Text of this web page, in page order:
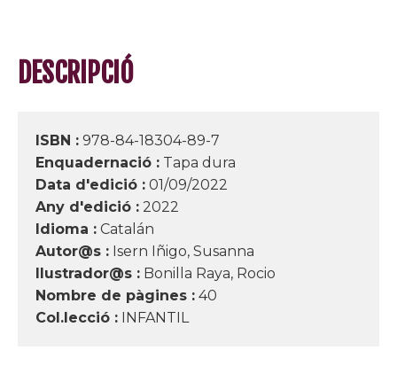
DESCRIPCIÓ
ISBN : 978-84-18304-89-7
Enquadernació : Tapa dura
Data d'edició : 01/09/2022
Any d'edició : 2022
Idioma : Catalán
Autor@s : Isern Iñigo, Susanna
Ilustrador@s : Bonilla Raya, Rocio
Nombre de pàgines : 40
Col.lecció : INFANTIL